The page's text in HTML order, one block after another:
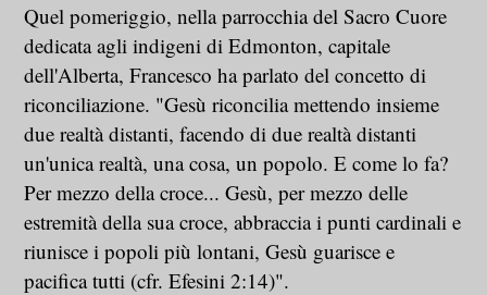
Quel pomeriggio, nella parrocchia del Sacro Cuore
dedicata agli indigeni di Edmonton, capitale
dell'Alberta, Francesco ha parlato del concetto di
riconciliazione. "Gesù riconcilia mettendo insieme
due realtà distanti, facendo di due realtà distanti
un'unica realtà, una cosa, un popolo. E come lo fa?
Per mezzo della croce... Gesù, per mezzo delle
estremità della sua croce, abbraccia i punti cardinali e
riunisce i popoli più lontani, Gesù guarisce e
pacifica tutti (cfr. Efesini 2:14)".